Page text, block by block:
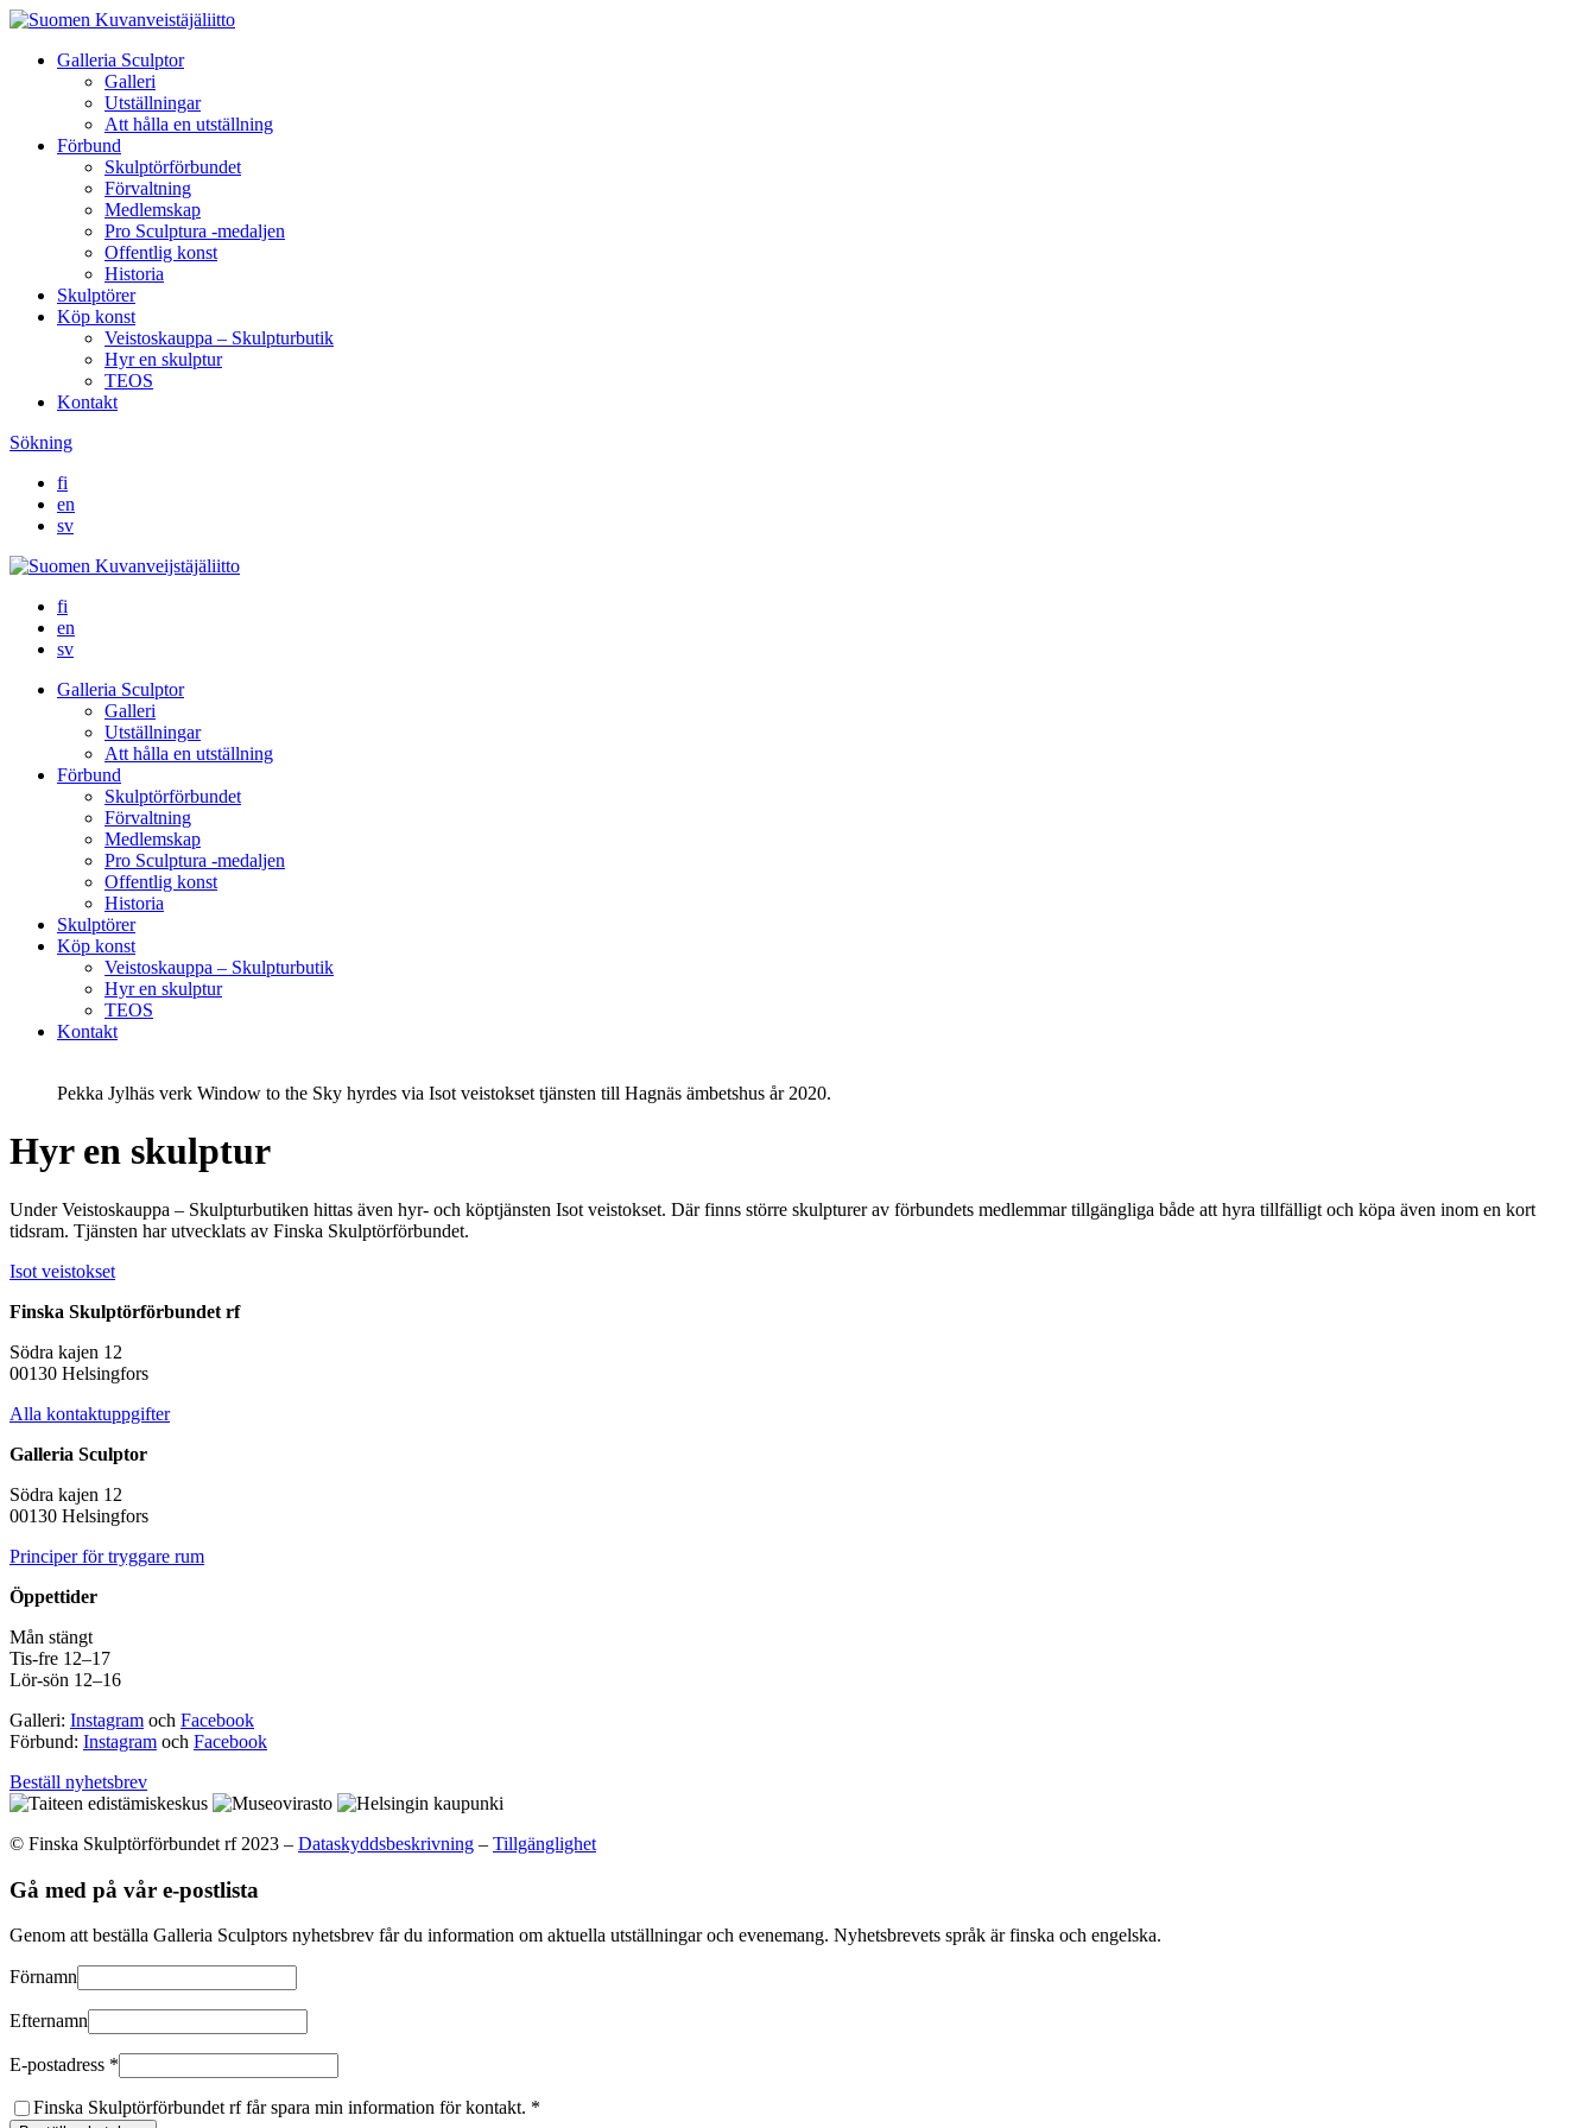
Galleria Sculptor
Galleri
Utställningar
Att hålla en utställning
Förbund
Skulptörförbundet
Förvaltning
Medlemskap
Pro Sculptura -medaljen
Offentlig konst
Historia
Skulptörer
Köp konst
Veistoskauppa – Skulpturbutik
Hyr en skulptur
TEOS
Kontakt
Sökning
fi
en
sv
fi
en
sv
Galleria Sculptor
Galleri
Utställningar
Att hålla en utställning
Förbund
Skulptörförbundet
Förvaltning
Medlemskap
Pro Sculptura -medaljen
Offentlig konst
Historia
Skulptörer
Köp konst
Veistoskauppa – Skulpturbutik
Hyr en skulptur
TEOS
Kontakt
Pekka Jylhäs verk Window to the Sky hyrdes via Isot veistokset tjänsten till Hagnäs ämbetshus år 2020.
Hyr en skulptur
Under Veistoskauppa – Skulpturbutiken hittas även hyr- och köptjänsten Isot veistokset. Där finns större skulpturer av förbundets medlemmar tillgängliga både att hyra tillfälligt och köpa även inom en kort
tidsram. Tjänsten har utvecklats av Finska Skulptörförbundet.
Isot veistokset
Finska Skulptörförbundet rf
Södra kajen 12
00130 Helsingfors
Alla kontaktuppgifter
Galleria Sculptor
Södra kajen 12
00130 Helsingfors
Principer för tryggare rum
Öppettider
Mån stängt
Tis-fre 12–17
Lör-sön 12–16
Galleri: Instagram och Facebook
Förbund: Instagram och Facebook
Beställ nyhetsbrev
© Finska Skulptörförbundet rf 2023 – Dataskyddsbeskrivning – Tillgänglighet
Gå med på vår e-postlista
Genom att beställa Galleria Sculptors nyhetsbrev får du information om aktuella utställningar och evenemang. Nyhetsbrevets språk är finska och engelska.
Förnamn
Efternamn
E-postadress *
Finska Skulptörförbundet rf får spara min information för kontakt. *